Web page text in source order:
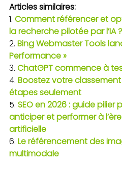
Articles similaires:
Comment référencer et
la recherche pilotée par l’IA ?
Bing Webmaster Tools
Performance »
ChatGPT commence à
Boostez votre
étapes seulement
SEO en 2026 : guide
anticiper et performer à
artificielle
Le référencement des
multimodale